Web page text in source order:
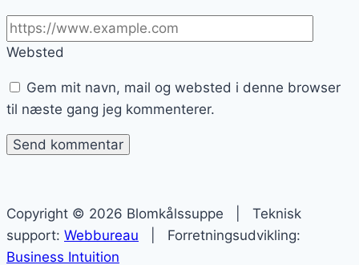
Websted
Gem mit navn, mail og websted i denne browser
til næste gang jeg kommenterer.
Copyright © 2026 Blomkålssuppe | Teknisk
support: Webbureau | Forretningsudvikling:
Business Intuition